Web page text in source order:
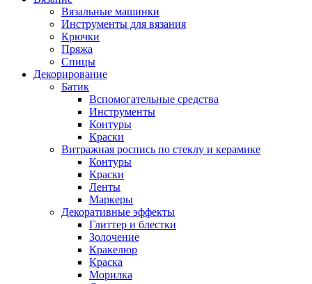
Вязальные машинки
Инструменты для вязания
Крючки
Пряжа
Спицы
Декорирование
Батик
Вспомогательные средства
Инструменты
Контуры
Краски
Витражная роспись по стеклу и керамике
Контуры
Краски
Ленты
Маркеры
Декоративные эффекты
Глиттер и блестки
Золочение
Кракелюр
Краска
Морилка